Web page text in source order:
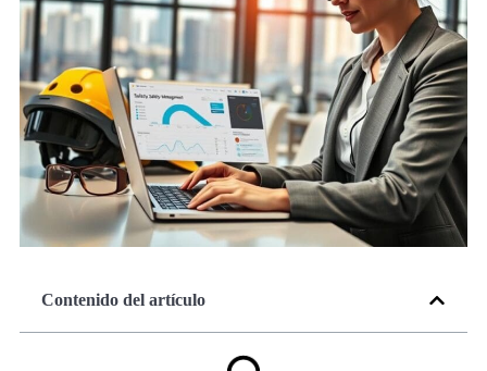
Contenido del artículo